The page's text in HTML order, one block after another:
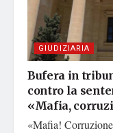
GIUDIZIARIA
Bufera in
contro la
«Mafia,
«Mafia!